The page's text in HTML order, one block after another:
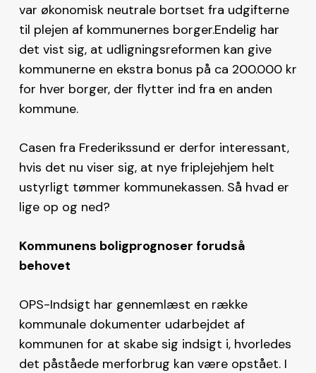
var økonomisk neutrale bortset fra udgifterne
til plejen af kommunernes borger.Endelig har
det vist sig, at udligningsreformen kan give
kommunerne en ekstra bonus på ca 200.000 kr
for hver borger, der flytter ind fra en anden
kommune.
Casen fra Frederikssund er derfor interessant,
hvis det nu viser sig, at nye friplejehjem helt
ustyrligt tømmer kommunekassen. Så hvad er
lige op og ned?
Kommunens boligprognoser forudså
behovet
OPS-Indsigt har gennemlæst en række
kommunale dokumenter udarbejdet af
kommunen for at skabe sig indsigt i, hvorledes
det påståede merforbrug kan være opstået. I